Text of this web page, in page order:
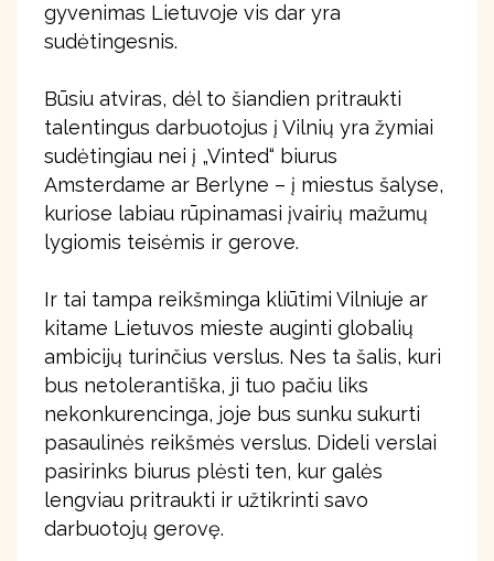
gyvenimas Lietuvoje vis dar yra
sudėtingesnis.
Būsiu atviras, dėl to šiandien pritraukti
talentingus darbuotojus į Vilnių yra žymiai
sudėtingiau nei į „Vinted“ biurus
Amsterdame ar Berlyne – į miestus šalyse,
kuriose labiau rūpinamasi įvairių mažumų
lygiomis teisėmis ir gerove.
Ir tai tampa reikšminga kliūtimi Vilniuje ar
kitame Lietuvos mieste auginti globalių
ambicijų turinčius verslus. Nes ta šalis, kuri
bus netolerantiška, ji tuo pačiu liks
nekonkurencinga, joje bus sunku sukurti
pasaulinės reikšmės verslus. Dideli verslai
pasirinks biurus plėsti ten, kur galės
lengviau pritraukti ir užtikrinti savo
darbuotojų gerovę.